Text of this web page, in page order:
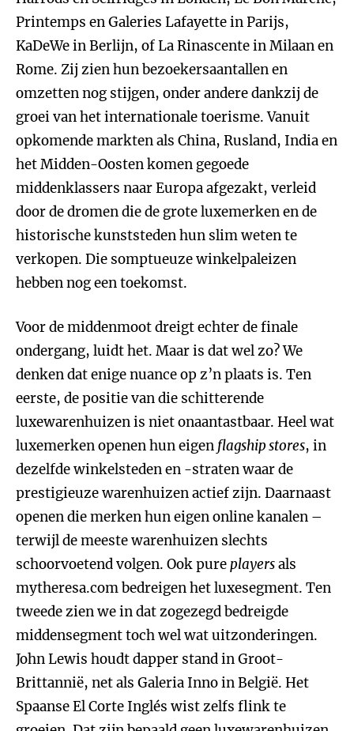
Printemps en Galeries Lafayette in Parijs,
KaDeWe in Berlijn, of La Rinascente in Milaan en
Rome. Zij zien hun bezoekersaantallen en
omzetten nog stijgen, onder andere dankzij de
groei van het internationale toerisme. Vanuit
opkomende markten als China, Rusland, India en
het Midden-Oosten komen gegoede
middenklassers naar Europa afgezakt, verleid
door de dromen die de grote luxemerken en de
historische kunststeden hun slim weten te
verkopen. Die somptueuze winkelpaleizen
hebben nog een toekomst.
Voor de middenmoot dreigt echter de finale
ondergang, luidt het. Maar is dat wel zo? We
denken dat enige nuance op z’n plaats is. Ten
eerste, de positie van die schitterende
luxewarenhuizen is niet onaantastbaar. Heel wat
luxemerken openen hun eigen flagship stores, in
dezelfde winkelsteden en -straten waar de
prestigieuze warenhuizen actief zijn. Daarnaast
openen die merken hun eigen online kanalen –
terwijl de meeste warenhuizen slechts
schoorvoetend volgen. Ook pureplayersals
mytheresa.com bedreigen het luxesegment. Ten
tweede zien we in dat zogezegd bedreigde
middensegment toch wel wat uitzonderingen.
John Lewis houdt dapper stand in Groot-
Brittannië, net als Galeria Inno in België. Het
Spaanse El Corte Inglés wist zelfs flink te